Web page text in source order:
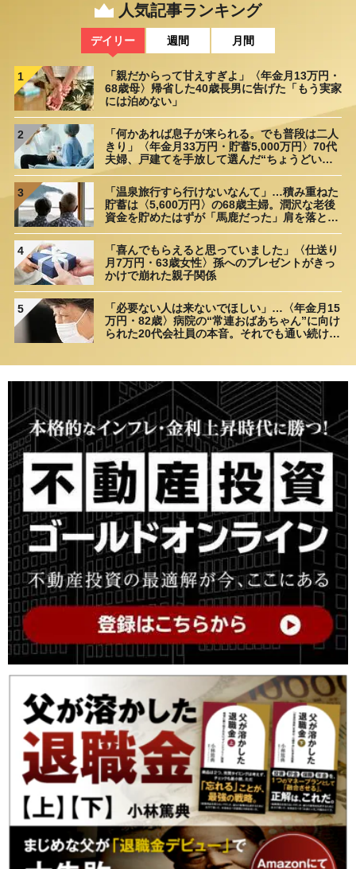
人気記事ランキング
デイリー 週間 月間
1
「親だからって甘えすぎよ」〈年金月13万円・
68歳母〉帰省した40歳長男に告げた「もう実家
には泊めない」
2
「何かあれば息子が来られる。でも普段は二人
きり」〈年金月33万円・貯蓄5,000万円〉70代
夫婦、戸建てを手放して選んだ“ちょうどいい
3
「温泉旅行すら行けないなんて」…積み重ねた
貯蓄は〈5,600万円〉の68歳主婦。潤沢な老後
資金を貯めたはずが「馬鹿だった」肩を落とす
4
「喜んでもらえると思っていました」〈仕送り
月7万円・63歳女性〉孫へのプレゼントがきっ
かけで崩れた親子関係
5
「必要ない人は来ないでほしい」…〈年金月15
万円・82歳〉病院の“常連おばあちゃん”に向け
られた20代会社員の本音。それでも通い続ける